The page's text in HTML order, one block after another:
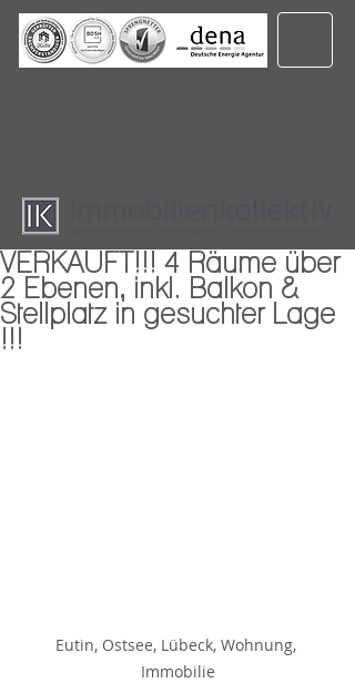
VERKAUFT!!! 4 Räume über
2 Ebenen, inkl. Balkon &
Stellplatz in gesuchter Lage
!!!
Eutin, Ostsee, Lübeck, Wohnung,
Immobilie